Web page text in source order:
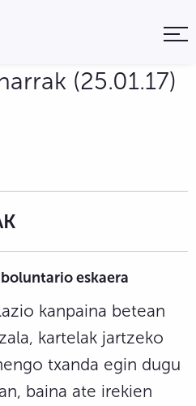
(25.01.17)
eskaera
kanpaina betean
kartelak jartzeko
txanda egin dugu
baina ate irekien